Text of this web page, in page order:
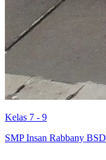
Kelas 7 - 9
SMP Insan Rabbany BSD